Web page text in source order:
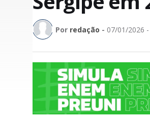
Por redação - 07/01/2026 -